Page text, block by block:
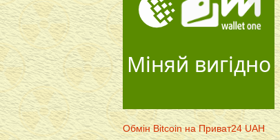
Міняй вигідно
Обмін Bitcoin на Приват24 UAH